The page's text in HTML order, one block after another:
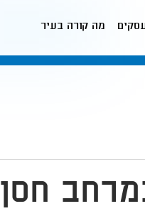
מה קורה בעיר
חסן